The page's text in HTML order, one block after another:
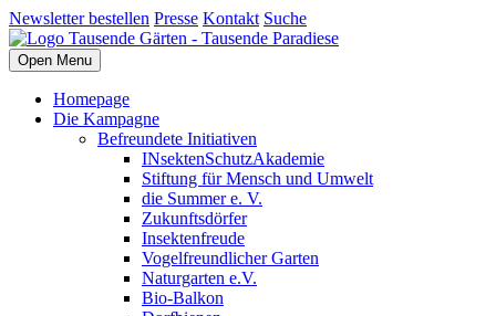
Newsletter bestellen Presse Kontakt Suche
Open Menu
Homepage
Die Kampagne
Befreundete Initiativen
INsektenSchutzAkademie
Stiftung für Mensch und Umwelt
die Summer e. V.
Zukunftsdörfer
Insektenfreude
Vogelfreundlicher Garten
Naturgarten e.V.
Bio-Balkon